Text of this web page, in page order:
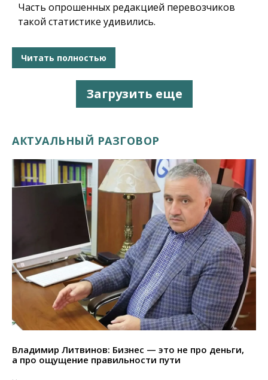
Часть опрошенных редакцией перевозчиков
такой статистике удивились.
Читать полностью
Загрузить еще
АКТУАЛЬНЫЙ РАЗГОВОР
Владимир Литвинов: Бизнес — это не про деньги,
а про ощущение правильности пути